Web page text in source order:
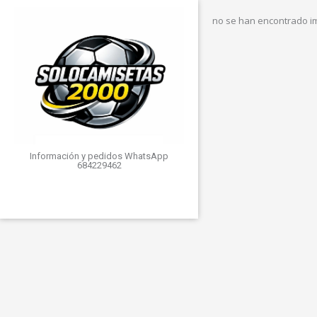
Información y pedidos WhatsApp
684229462
no se han encontrado